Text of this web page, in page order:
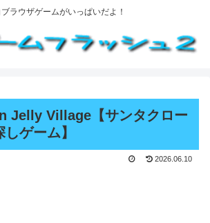
ラウザゲームがいっぱいだよ！
Jelly Village【サンタクロー
ゲーム】
2026.06.10